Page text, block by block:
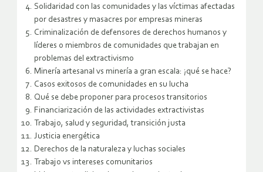
Solidaridad con las comunidades y las víctimas afectadas
por desastres y masacres por empresas mineras
Criminalización de defensores de derechos humanos y
líderes o miembros de comunidades que trabajan en
problemas del extractivismo
Minería artesanal vs minería a gran escala: ¡qué se hace?
Casos exitosos de comunidades en su lucha
Qué se debe proponer para procesos transitorios
Financiarización de las actividades extractivistas
Trabajo, salud y seguridad, transición justa
Justicia energética
Derechos de la naturaleza y luchas sociales
Trabajo vs intereses comunitarios